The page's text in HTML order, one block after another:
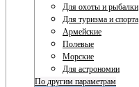
Для охоты и рыбалки
Для туризма и спорта
Армейские
Полевые
Морские
Для астрономии
По другим параметрам